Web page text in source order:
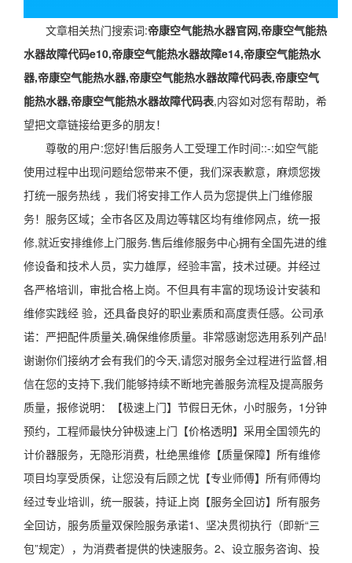
文章相关热门搜索词:帝康空气能热水器官网,帝康空气能热
水器故障代码e10,帝康空气能热水器故障e14,帝康空气能热水
器,帝康空气能热水器,帝康空气能热水器故障代码表,帝康空气
能热水器,帝康空气能热水器故障代码表,内容如对您有帮助，希
望把文章链接给更多的朋友！
尊敬的用户:您好!售后服务人工受理工作时间::-:如空气能
使用过程中出现问题给您带来不便，我们深表歉意，麻烦您拨
打统一服务热线 ，我们将安排工作人员为您提供上门维修服
务！服务区域；全市各区及周边等辖区均有维修网点，统一报
修,就近安排维修上门服务.售后维修服务中心拥有全国先进的维
修设备和技术人员，实力雄厚，经验丰富，技术过硬。并经过
各严格培训，审批合格上岗。不但具有丰富的现场设计安装和
维修实践经 验，还具备良好的职业素质和高度责任感。公司承
诺：严把配件质量关,确保维修质量。非常感谢您选用系列产品!
谢谢你们接纳才会有我们的今天,请您对服务全过程进行监督,相
信在您的支持下,我们能够持续不断地完善服务流程及提高服务
质量，报修说明：【极速上门】节假日无休，小时服务，1分钟
预约，工程师最快分钟极速上门【价格透明】采用全国领先的
计价器服务，无隐形消费，杜绝黑维修【质量保障】所有维修
项目均享受质保，让您没有后顾之忧【专业师傅】所有师傅均
经过专业培训，统一服装，持证上岗【服务全回访】所有服务
全回访，服务质量双保险服务承诺1、坚决贯彻执行（即新“三
包”规定），为消费者提供的快速服务。2、设立服务咨询、投